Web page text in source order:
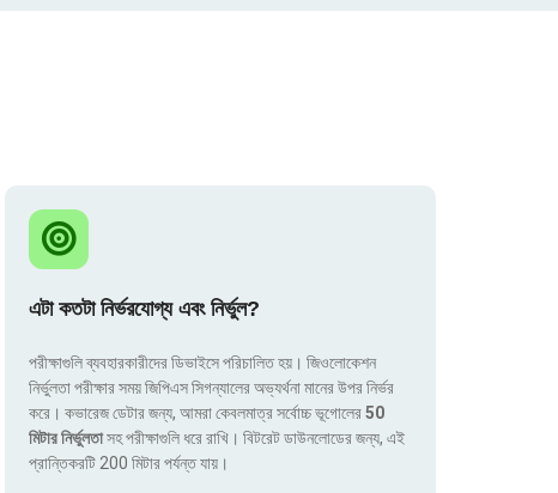
এটা কতটা নির্ভরযোগ্য এবং নির্ভুল?
পরীক্ষাগুলি ব্যবহারকারীদের ডিভাইসে পরিচালিত হয়। জিওলোকেশন
নির্ভুলতা পরীক্ষার সময় জিপিএস সিগন্যালের অভ্যর্থনা মানের উপর নির্ভর
করে। কভারেজ ডেটার জন্য, আমরা কেবলমাত্র সর্বোচ্চ ভূগোলের50
মিটার নির্ভুলতাসহ পরীক্ষাগুলি ধরে রাখি। বিটরেট ডাউনলোডের জন্য, এই
প্রান্তিকরটি 200 মিটার পর্যন্ত যায়।